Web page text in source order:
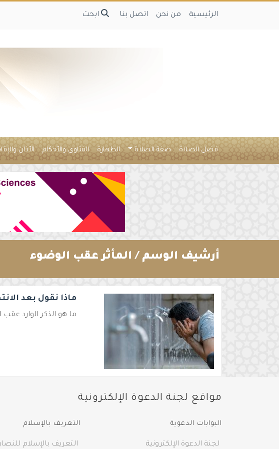
الرئيسية من نحن اتصل بنا ابحث
فضل الصلاة صفة الصلاة الطهارة الفتاوى والأحكام الأذان
أرشيف الوسم / المأثر عقب الوضوء
ماذا نقول بعد
ما هو الذكر الوارد
مواقع لجنة الدعوة الإلكترونية
البوابات الدعوية
لجنة الدعوة الإلكترونية
التعريف بالإسلام
التعريف بالإسلام